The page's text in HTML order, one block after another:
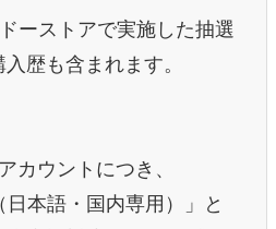
ーストアで実施した抽選
歴も含まれます。
カウントにつき、
日本語・国内専用）」と